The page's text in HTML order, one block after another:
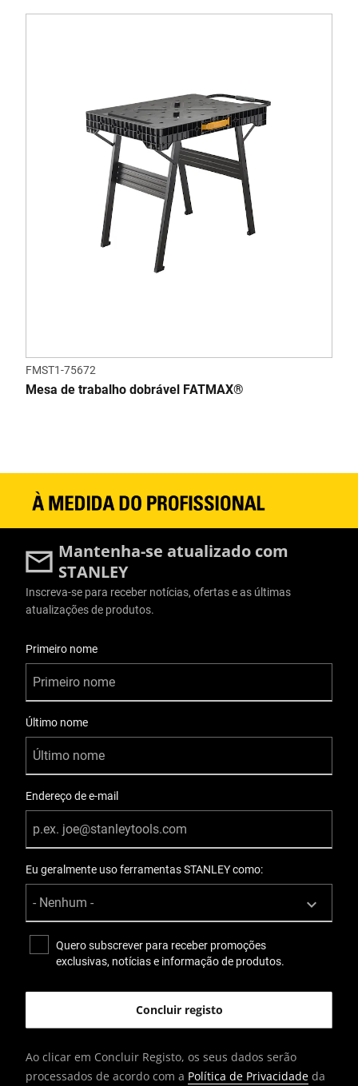
FMST1-75672
Mesa de trabalho dobrável FATMAX®
Mantenha-se atualizado com
STANLEY
Inscreva-se para receber notícias, ofertas e as últimas
atualizações de produtos.
Primeiro nome
Último nome
Endereço de e-mail
Eu geralmente uso ferramentas STANLEY como:
Quero subscrever para receber promoções
exclusivas, notícias e informação de produtos.
Ao clicar em Concluir Registo, os seus dados serão
processados de acordo com a Política de Privacidade da